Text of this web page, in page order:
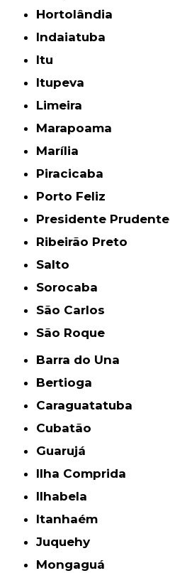
Hortolândia
Indaiatuba
Itu
Itupeva
Limeira
Marapoama
Marília
Piracicaba
Porto Feliz
Presidente Prudente
Ribeirão Preto
Salto
Sorocaba
São Carlos
São Roque
Barra do Una
Bertioga
Caraguatatuba
Cubatão
Guarujá
Ilha Comprida
Ilhabela
Itanhaém
Juquehy
Mongaguá